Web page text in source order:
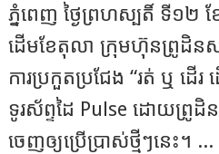
ភ្នំពេញ ថ្ងៃព្រហស្បតិ៍ ទី១២​ ខ
ដើមខែតុលា ក្រុមហ៊ុនព្រូដិន
ការប្រកួតប្រជែង “រត់ ឬ ដើរ
ទូរស័ព្ទដៃ Pulse ដោយព្រូ
ចេញឲ្យប្រើប្រាស់ថ្មីៗនេះ។ ...